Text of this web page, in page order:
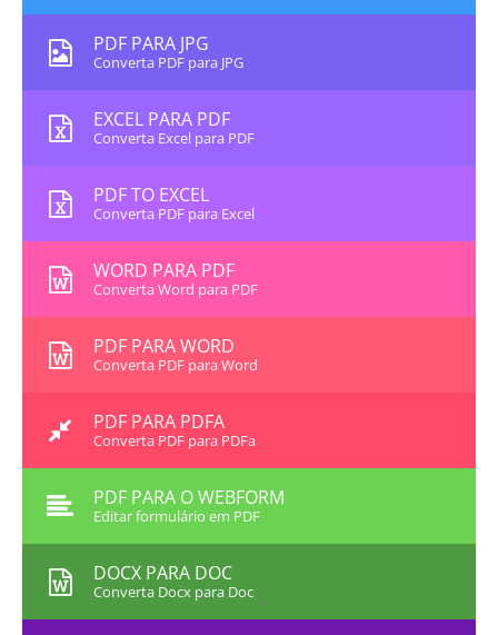
PDF PARA JPG
Converta PDF para JPG
EXCEL PARA PDF
Converta Excel para PDF
PDF TO EXCEL
Converta PDF para Excel
WORD PARA PDF
Converta Word para PDF
PDF PARA WORD
Converta PDF para Word
PDF PARA PDFA
Converta PDF para PDFa
PDF PARA O WEBFORM
Editar formulário em PDF
DOCX PARA DOC
Converta Docx para Doc